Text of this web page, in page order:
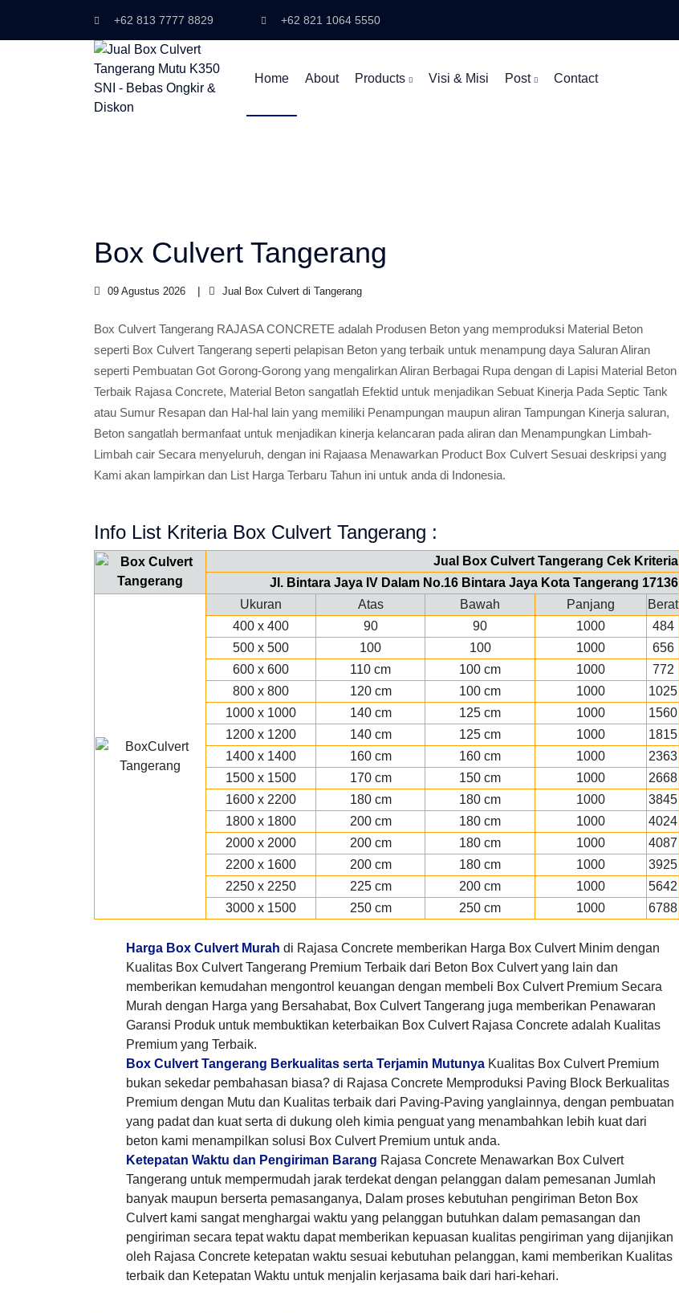
+62 813 7777 8829 +62 821 1064 5550
Home About Products Visi & Misi Post Contact
Box Culvert Tangerang
09 Agustus 2026 Jual Box Culvert di Tangerang
Box Culvert Tangerang RAJASA CONCRETE adalah Produsen Beton yang memproduksi Material Beton
seperti Box Culvert Tangerang seperti pelapisan Beton yang terbaik untuk menampung daya Saluran Aliran
seperti Pembuatan Got Gorong-Gorong yang mengalirkan Aliran Berbagai Rupa dengan di Lapisi Material Beton
Terbaik Rajasa Concrete, Material Beton sangatlah Efektid untuk menjadikan Sebuat Kinerja Pada Septic Tank
atau Sumur Resapan dan Hal-hal lain yang memiliki Penampungan maupun aliran Tampungan Kinerja saluran,
Beton sangatlah bermanfaat untuk menjadikan kinerja kelancaran pada aliran dan Menampungkan Limbah-
Limbah cair Secara menyeluruh, dengan ini Rajaasa Menawarkan Product Box Culvert Sesuai deskripsi yang
Kami akan lampirkan dan List Harga Terbaru Tahun ini untuk anda di Indonesia.
Info List Kriteria Box Culvert Tangerang :
Jual Box Culvert Tangerang Cek Kriteria
Jl. Bintara Jaya IV Dalam No.16 Bintara Jaya Kota Tangerang 17136
Ukuran
Atas Bawah Panjang
Berat
400 x 400
90 90 1000
484
500 x 500
100 100 1000
656
600 x 600
110 cm 100 cm 1000
772
800 x 800
120 cm 100 cm 1000
1025
1000 x 1000
140 cm 125 cm 1000
1560
1200 x 1200
140 cm 125 cm 1000
1815
1400 x 1400
160 cm 160 cm 1000
2363
1500 x 1500
170 cm 150 cm 1000
2668
1600 x 2200
180 cm 180 cm 1000
3845
1800 x 1800
200 cm 180 cm 1000
4024
2000 x 2000
200 cm 180 cm 1000
4087
2200 x 1600
200 cm 180 cm 1000
3925
2250 x 2250
225 cm 200 cm 1000
5642
3000 x 1500
250 cm 250 cm 1000 6788
Harga Box Culvert Murah di Rajasa Concrete memberikan Harga Box Culvert Minim dengan
Kualitas Box Culvert Tangerang Premium Terbaik dari Beton Box Culvert yang lain dan
memberikan kemudahan mengontrol keuangan dengan membeli Box Culvert Premium Secara
Murah dengan Harga yang Bersahabat, Box Culvert Tangerang juga memberikan Penawaran
Garansi Produk untuk membuktikan keterbaikan Box Culvert Rajasa Concrete adalah Kualitas
Premium yang Terbaik.
Box Culvert Tangerang Berkualitas serta Terjamin Mutunya Kualitas Box Culvert Premium
bukan sekedar pembahasan biasa? di Rajasa Concrete Memproduksi Paving Block Berkualitas
Premium dengan Mutu dan Kualitas terbaik dari Paving-Paving yanglainnya, dengan pembuatan
yang padat dan kuat serta di dukung oleh kimia penguat yang menambahkan lebih kuat dari
beton kami menampilkan solusi Box Culvert Premium untuk anda.
Ketepatan Waktu dan Pengiriman Barang Rajasa Concrete Menawarkan Box Culvert
Tangerang untuk mempermudah jarak terdekat dengan pelanggan dalam pemesanan Jumlah
banyak maupun berserta pemasanganya, Dalam proses kebutuhan pengiriman Beton Box
Culvert kami sangat menghargai waktu yang pelanggan butuhkan dalam pemasangan dan
pengiriman secara tepat waktu dapat memberikan kepuasan kualitas pengiriman yang dijanjikan
oleh Rajasa Concrete ketepatan waktu sesuai kebutuhan pelanggan, kami memberikan Kualitas
terbaik dan Ketepatan Waktu untuk menjalin kerjasama baik dari hari-kehari.